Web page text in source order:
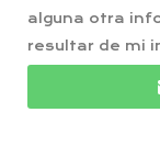
alguna otra
resultar de mi